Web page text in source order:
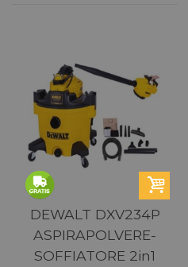
DEWALT DXV234P
ASPIRAPOLVERE-
SOFFIATORE 2in1